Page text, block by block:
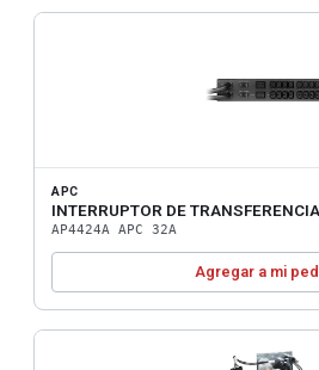
APC
INTERRUPTOR DE
AP4424A APC 32A
Agregar a mi